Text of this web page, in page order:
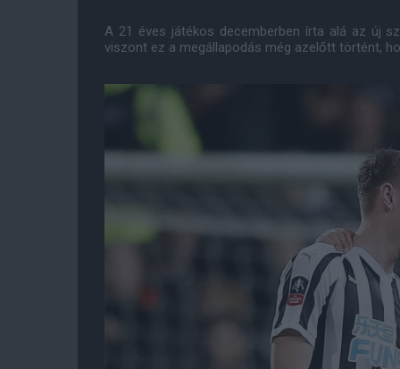
A 21 éves játékos decemberben írta alá az új
viszont ez a megállapodás még azelőtt történt,